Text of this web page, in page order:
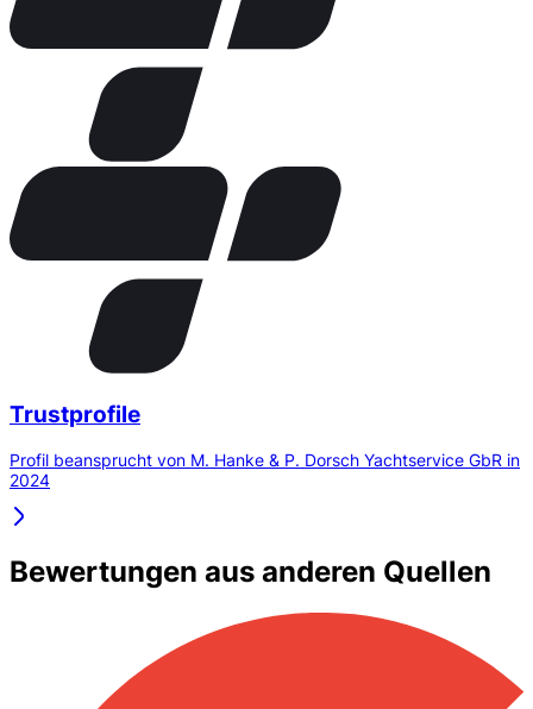
Trustprofile
Profil beansprucht von M. Hanke & P. Dorsch Yachtservice GbR in
2024
Bewertungen aus anderen Quellen